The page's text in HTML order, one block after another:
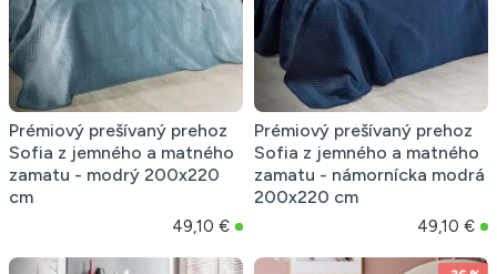
Prémiový prešívaný prehoz
Sofia z jemného a matného
zamatu - modrý 200x220
cm
49,10 €
Prémiový prešívaný prehoz
Sofia z jemného a matného
zamatu - námornícka modrá
200x220 cm
49,10 €